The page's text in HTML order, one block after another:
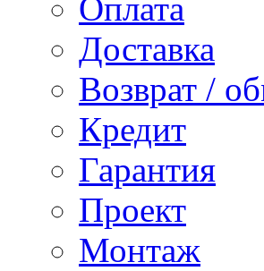
Оплата
Доставка
Возврат /
Кредит
Гарантия
Проект
Монтаж